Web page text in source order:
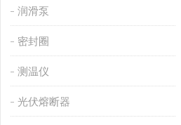
润滑泵
密封圈
测温仪
光伏熔断器